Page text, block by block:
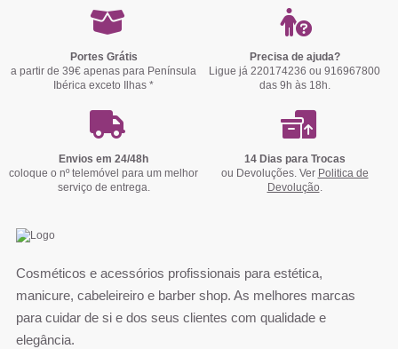
Portes Grátis
a partir de 39€ apenas para Península
Ibérica exceto Ilhas *
Precisa de ajuda?
Ligue já 220174236 ou 916967800
das 9h às 18h.
Envios em 24/48h
coloque o nº telemóvel para um melhor
serviço de entrega.
14 Dias para Trocas
ou Devoluções. Ver Politica de
Devolução.
Cosméticos e acessórios profissionais para estética,
manicure, cabeleireiro e barber shop. As melhores marcas
para cuidar de si e dos seus clientes com qualidade e
elegância.